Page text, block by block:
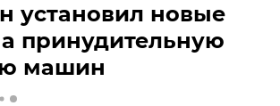
установил новые
принудительную
машин